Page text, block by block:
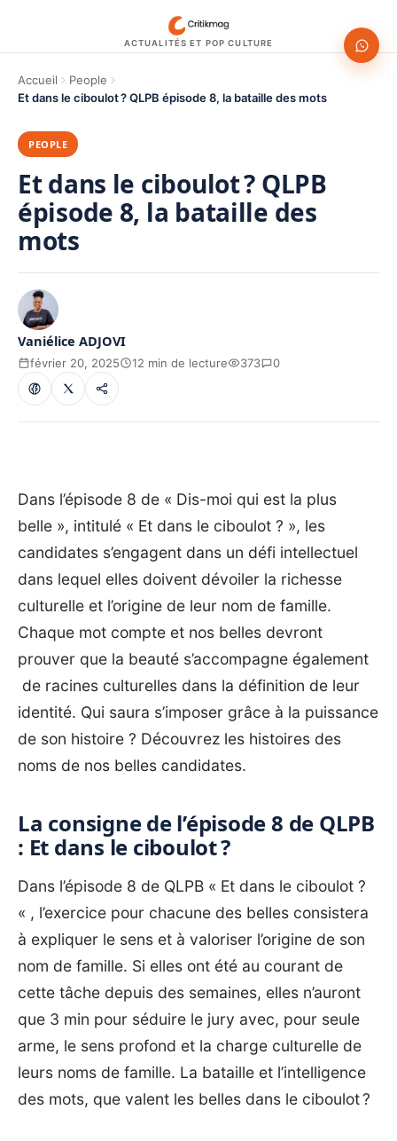
ACTUALITÉS ET POP CULTURE
Accueil
People
Et dans le ciboulot ? QLPB épisode 8, la bataille des mots
PEOPLE
Et dans le ciboulot ? QLPB
épisode 8, la bataille des
mots
Vaniélice ADJOVI
février 20, 2025 12 min de lecture 373 0
Dans l’épisode 8 de « Dis-moi qui est la plus
belle », intitulé « Et dans le ciboulot ? », les
candidates s’engagent dans un défi intellectuel
dans lequel elles doivent dévoiler la richesse
culturelle et l’origine de leur nom de famille.
Chaque mot compte et nos belles devront
prouver que la beauté s’accompagne également
de racines culturelles dans la définition de leur
identité. Qui saura s’imposer grâce à la puissance
de son histoire ? Découvrez les histoires des
noms de nos belles candidates.
La consigne de l’épisode 8 de QLPB
: Et dans le ciboulot ?
Dans l’épisode 8 de QLPB « Et dans le ciboulot ?
« , l’exercice pour chacune des belles consistera
à expliquer le sens et à valoriser l’origine de son
nom de famille. Si elles ont été au courant de
cette tâche depuis des semaines, elles n’auront
que 3 min pour séduire le jury avec, pour seule
arme, le sens profond et la charge culturelle de
leurs noms de famille. La bataille et l’intelligence
des mots, que valent les belles dans le ciboulot ?